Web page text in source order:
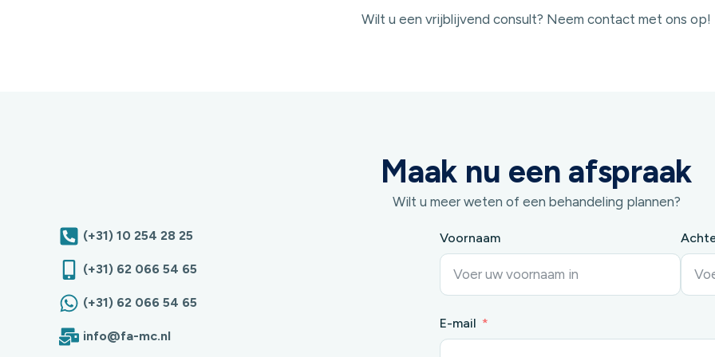
Wilt u een vrijblijvend consult? Neem contact met ons op!
Maak nu een afspraak
Wilt u meer weten of een behandeling plannen?
(+31) 10 254 28 25
(+31) 62 066 54 65
(+31) 62 066 54 65
info@fa-mc.nl
Voornaam
E-mail